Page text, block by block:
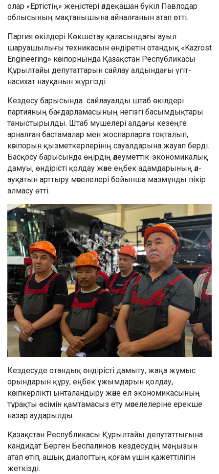
олар «Ертістің» жеңістері әлдеқашан бүкіл Павлодар
облысының мақтанышына айналғанын атап өтті.
Партия өкілдері Көкшетау қаласындағы ауыл
шаруашылығы техникасын өндіретін отандық «Kazrost
Engineering» кәсіпорнында Қазақстан Республикасы
Құрылтайы депутаттарын сайлау алдындағы үгіт-
насихат науқанын жүргізді.
Кездесу барысында сайлауалды штаб өкілдері
партияның бағдарламасының негізгі басымдықтары
таныстырылды. Штаб мүшелері алдағы кезеңге
арналған бастамалар мен жоспарларға тоқталып,
кәсіпорын қызметкерлерінің сауалдарына жауап берді.
Басқосу барысында өңірдің әлеуметтік-экономикалық
дамуы, өндірісті қолдау және еңбек адамдарының әл-
ауқатын арттыру мәселелері бойынша мазмұнды пікір
алмасу өтті.
Кездесуде отандық өндірісті дамыту, жаңа жұмыс
орындарын құру, еңбек ұжымдарын қолдау,
кәсіпкерлікті ынталандыру және ел экономикасының
тұрақты өсімін қамтамасыз ету мәселелеріне ерекше
назар аударылды.
Қазақстан Республикасы Құрылтайы депутаттығына
кандидат Берген Беспалинов кездесудің маңызын
атап өтіп, ашық диалогтың қоғам үшін қажеттілігін
жеткізді.